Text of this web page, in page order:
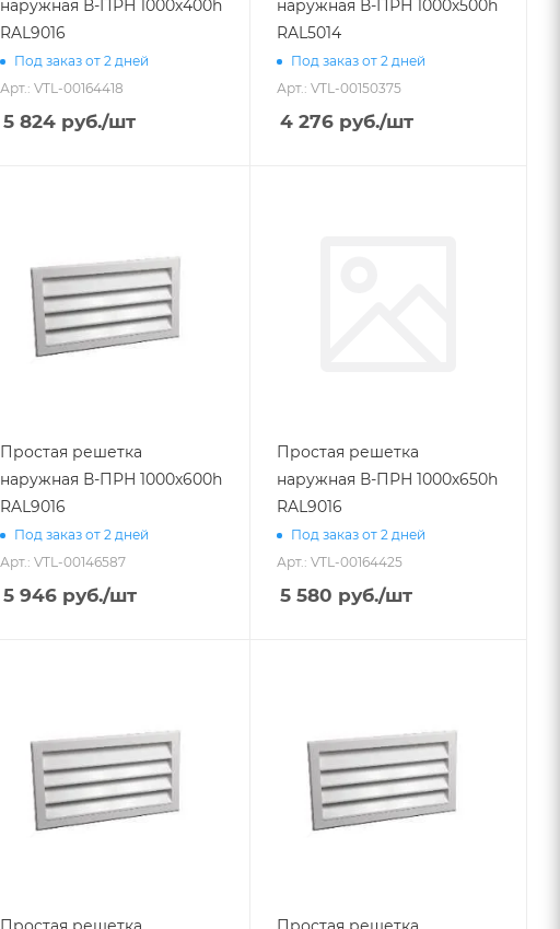
наружная В-ПРН 1000х400h
RAL9016
Под заказ от 2 дней
Арт.: VTL-00164418
5 824 руб./шт
наружная В-ПРН 1000х500h
RAL5014
Под заказ от 2 дней
Арт.: VTL-00150375
4 276 руб./шт
Простая решетка
наружная В-ПРН 1000х600h
RAL9016
Под заказ от 2 дней
Арт.: VTL-00146587
5 946 руб./шт
Простая решетка
наружная В-ПРН 1000х650h
RAL9016
Под заказ от 2 дней
Арт.: VTL-00164425
5 580 руб./шт